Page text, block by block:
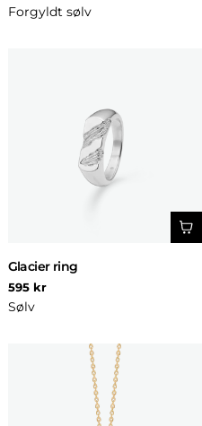
pris
Forgyldt sølv
Glacier ring
Normal
pris
595 kr
Sølv